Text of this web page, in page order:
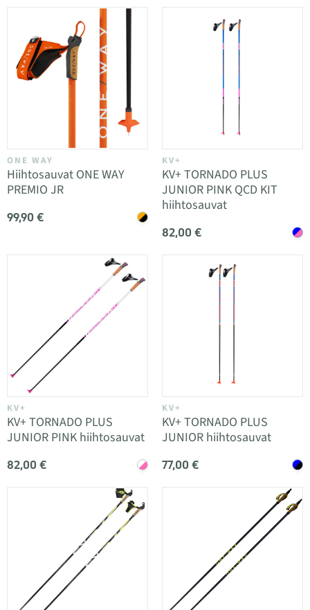
ONE WAY
Hiihtosauvat ONE WAY
PREMIO JR
99,90 €
KV+
KV+ TORNADO PLUS
JUNIOR PINK QCD KIT
hiihtosauvat
82,00 €
KV+
KV+ TORNADO PLUS
JUNIOR PINK hiihtosauvat
82,00 €
KV+
KV+ TORNADO PLUS
JUNIOR hiihtosauvat
77,00 €